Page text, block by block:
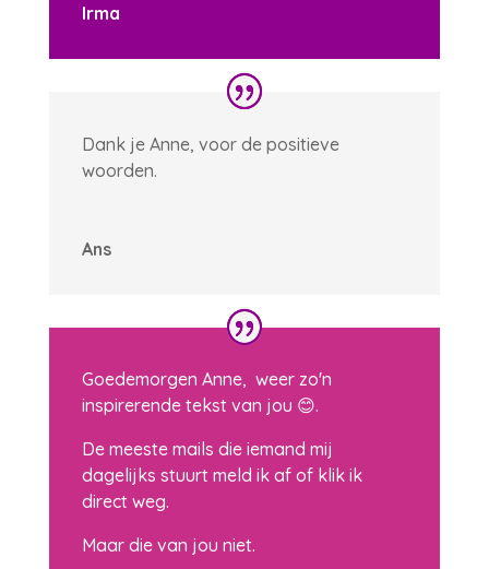
Irma
Dank je Anne, voor de positieve
woorden.
Ans
Goedemorgen Anne, weer zo'n
inspirerende tekst van jou 😊.
De meeste mails die iemand mij
dagelijks stuurt meld ik af of klik ik
direct weg.
Maar die van jou niet.